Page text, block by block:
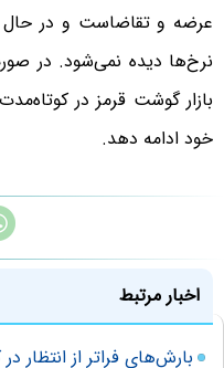
عرضه و تقاضاست و در حال
نرخ‌ها دیده نمی‌شود. در
بازار گوشت قرمز در
خود ادامه دهد.
اخبار مرتبط
بارش‌های فراتر از انتظار